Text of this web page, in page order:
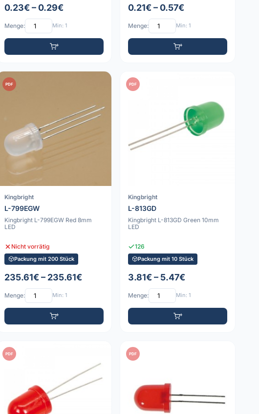
0.23€ – 0.29€
Menge: Min: 1
0.21€ – 0.57€
Menge: Min: 1
PDF
Kingbright
L-799EGW
Kingbright L-799EGW Red 8mm
LED
Nicht vorrätig
Packung mit 200 Stück
235.61€ – 235.61€
Menge: Min: 1
PDF
Kingbright
L-813GD
Kingbright L-813GD Green 10mm
LED
126
Packung mit 10 Stück
3.81€ – 5.47€
Menge: Min: 1
PDF PDF